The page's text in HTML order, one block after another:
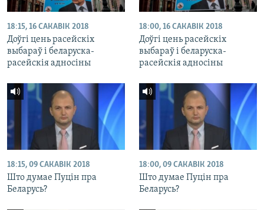
18:15, 16 САКАВІК 2018
Доўгі цень расейскіх
выбараў і беларуска-
расейскія адносіны
18:00, 16 САКАВІК 2018
Доўгі цень расейскіх
выбараў і беларуска-
расейскія адносіны
18:15, 09 САКАВІК 2018
Што думае Пуцін пра
Беларусь?
18:00, 09 САКАВІК 2018
Што думае Пуцін пра
Беларусь?